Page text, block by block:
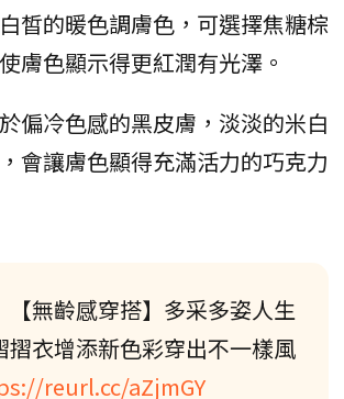
皙的暖色調膚色，可選擇焦糖棕
膚色顯示得更紅潤有光澤。
偏冷色感的黑皮膚，淡淡的米白
會讓膚色顯得充滿活力的巧克力
【無齡感穿搭】多采多姿人生
摺衣增添新色彩穿出不一樣風
reurl.cc/aZjmGY